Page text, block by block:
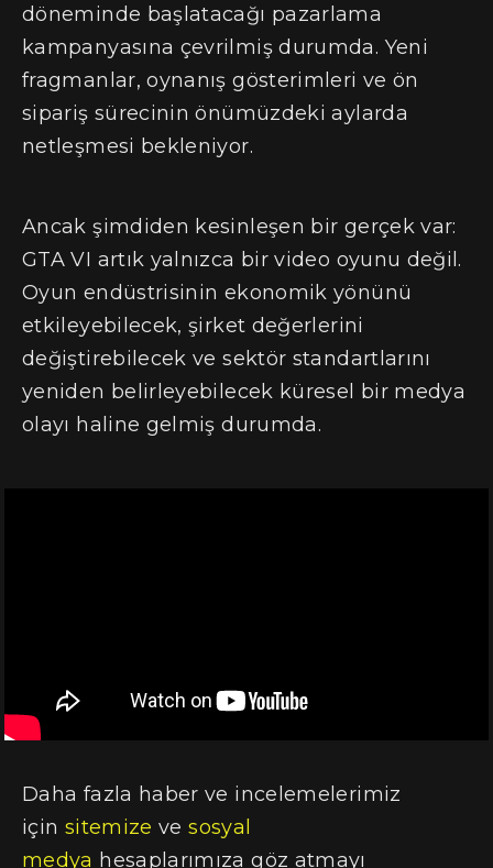
döneminde başlatacağı pazarlama
kampanyasına çevrilmiş durumda. Yeni
fragmanlar, oynanış gösterimleri ve ön
sipariş sürecinin önümüzdeki aylarda
netleşmesi bekleniyor.
Ancak şimdiden kesinleşen bir gerçek var:
GTA VI artık yalnızca bir video oyunu değil.
Oyun endüstrisinin ekonomik yönünü
etkileyebilecek, şirket değerlerini
değiştirebilecek ve sektör standartlarını
yeniden belirleyebilecek küresel bir medya
olayı haline gelmiş durumda.
Daha fazla haber ve incelemelerimiz
için sitemize vesosyal
medya hesaplarımıza göz atmayı